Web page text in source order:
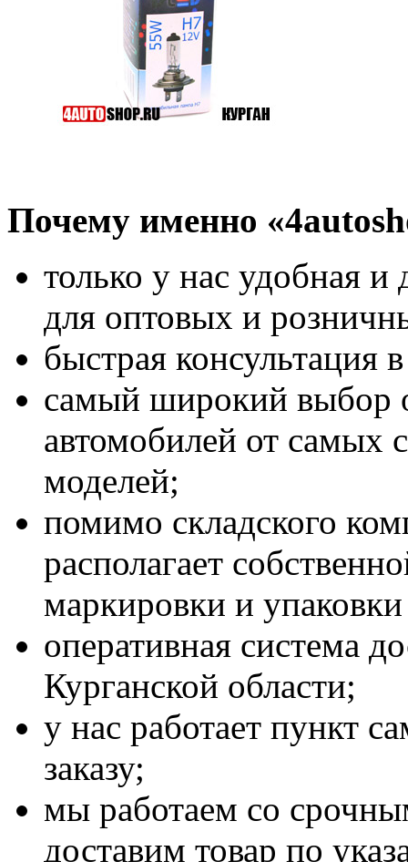
Почему именно
только у нас удобная
для оптовых и
быстрая консультация
самый широкий выбор
автомобилей от самых
моделей;
помимо складского
располагает
маркировки и упаковки
оперативная система
Курганской области;
у нас работает пункт
заказу;
мы работаем со
доставим товар по